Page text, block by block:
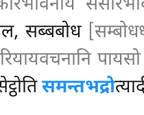
सब्बबोध
समन्तभद्रो